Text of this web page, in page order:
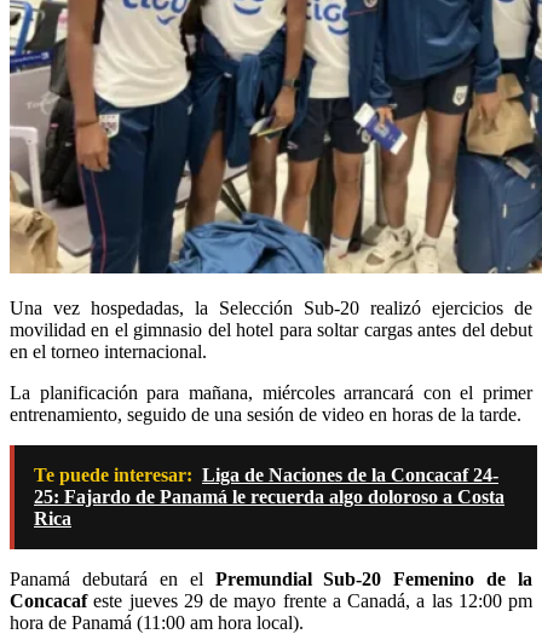
Una vez hospedadas, la Selección Sub-20 realizó ejercicios de
movilidad en el gimnasio del hotel para soltar cargas antes del debut
en el torneo internacional.
La planificación para mañana, miércoles arrancará con el primer
entrenamiento, seguido de una sesión de video en horas de la tarde.
Te puede interesar: Liga de Naciones de la Concacaf 24-
25: Fajardo de Panamá le recuerda algo doloroso a Costa
Rica
Panamá debutará en el Premundial Sub-20 Femenino de la
Concacafeste jueves 29 de mayo frente a Canadá, a las 12:00 pm
hora de Panamá (11:00 am hora local).